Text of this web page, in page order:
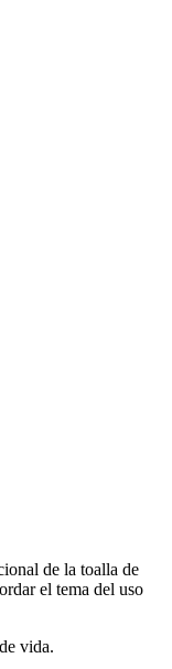
de la toalla de
el tema del uso
vida.